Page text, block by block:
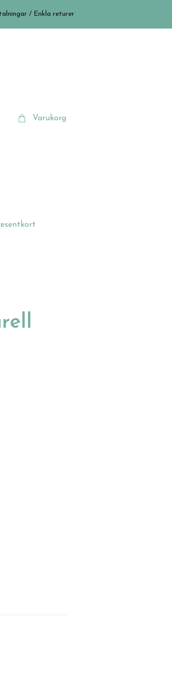
/ Enkla returer
Varukorg